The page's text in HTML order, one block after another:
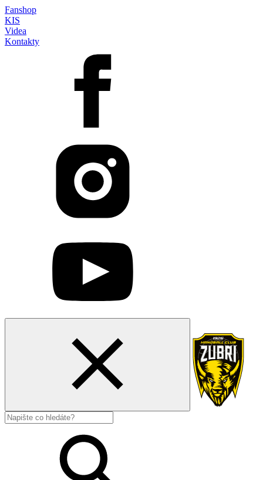
Fanshop
KIS
Videa
Kontakty